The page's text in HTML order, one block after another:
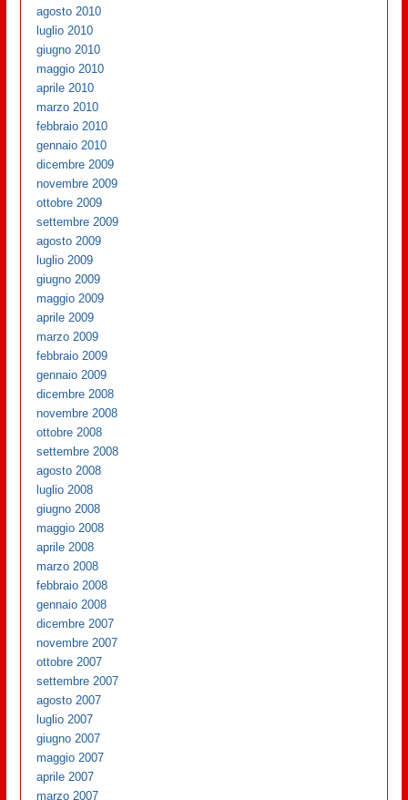
agosto 2010
luglio 2010
giugno 2010
maggio 2010
aprile 2010
marzo 2010
febbraio 2010
gennaio 2010
dicembre 2009
novembre 2009
ottobre 2009
settembre 2009
agosto 2009
luglio 2009
giugno 2009
maggio 2009
aprile 2009
marzo 2009
febbraio 2009
gennaio 2009
dicembre 2008
novembre 2008
ottobre 2008
settembre 2008
agosto 2008
luglio 2008
giugno 2008
maggio 2008
aprile 2008
marzo 2008
febbraio 2008
gennaio 2008
dicembre 2007
novembre 2007
ottobre 2007
settembre 2007
agosto 2007
luglio 2007
giugno 2007
maggio 2007
aprile 2007
marzo 2007